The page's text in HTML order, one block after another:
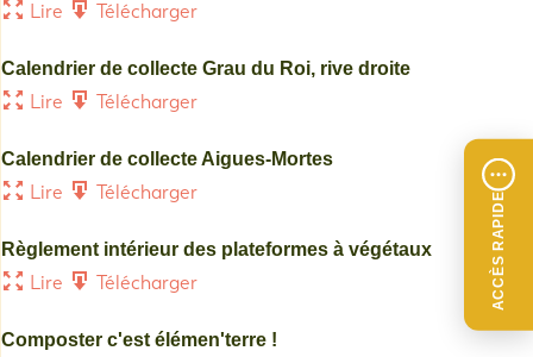
ACCÈS RAPIDE
Lire Télécharger
Calendrier de collecte Grau du Roi, rive droite
Lire Télécharger
Calendrier de collecte Aigues-Mortes
Lire Télécharger
Règlement intérieur des plateformes à végétaux
Lire Télécharger
Composter c'est élémen'terre !